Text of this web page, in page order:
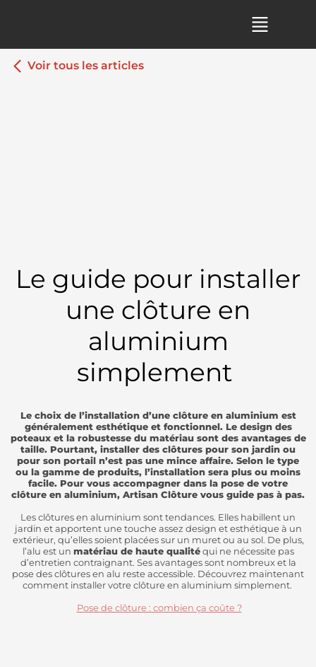
Voir tous les articles
Le guide pour installer
une clôture en
aluminium
simplement
Le choix de l’installation d’une clôture en aluminium est
généralement esthétique et fonctionnel. Le design des
poteaux et la robustesse du matériau sont des avantages de
taille. Pourtant, installer des clôtures pour son jardin ou
pour son portail n’est pas une mince affaire. Selon le type
ou la gamme de produits, l’installation sera plus ou moins
facile. Pour vous accompagner dans la pose de votre
clôture en aluminium, Artisan Clôture vous guide pas à pas.
Les clôtures en aluminium sont tendances. Elles habillent un
jardin et apportent une touche assez design et esthétique à un
extérieur, qu’elles soient placées sur un muret ou au sol. De plus,
l’alu est un matériau de haute qualitéqui ne nécessite pas
d’entretien contraignant. Ses avantages sont nombreux et la
pose des clôtures en alu reste accessible. Découvrez maintenant
comment installer votre clôture en aluminium simplement.
Pose de clôture : combien ça coûte ?